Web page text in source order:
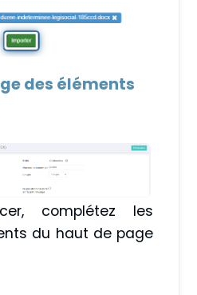
des éléments
complétez les
du haut de page